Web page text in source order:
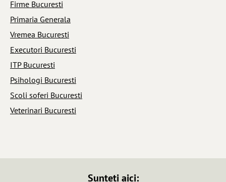
Firme Bucuresti
Primaria Generala
Vremea Bucuresti
Executori Bucuresti
ITP Bucuresti
Psihologi Bucuresti
Scoli soferi Bucuresti
Veterinari Bucuresti
Sunteti aici: